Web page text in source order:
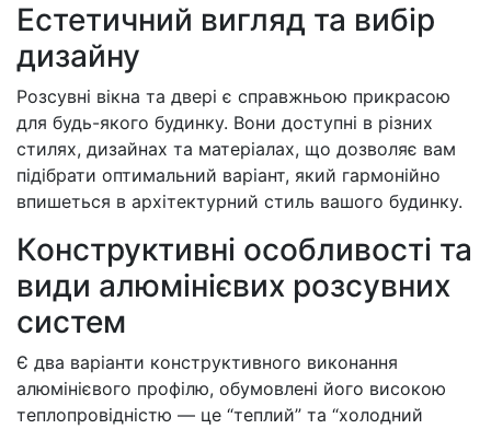
Естетичний вигляд та вибір
дизайну
Розсувні вікна та двері є справжньою прикрасою
для будь-якого будинку. Вони доступні в різних
стилях, дизайнах та матеріалах, що дозволяє вам
підібрати оптимальний варіант, який гармонійно
впишеться в архітектурний стиль вашого будинку.
Конструктивні особливості та
види алюмінієвих розсувних
систем
Є два варіанти конструктивного виконання
алюмінієвого профілю, обумовлені його високою
теплопровідністю — це “теплий” та “холодний